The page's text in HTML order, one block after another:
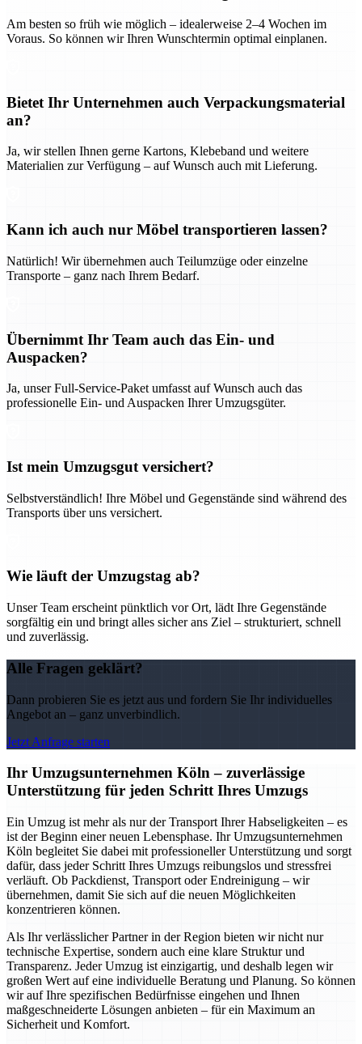
Am besten so früh wie möglich – idealerweise 2–4 Wochen im
Voraus. So können wir Ihren Wunschtermin optimal einplanen.
Bietet Ihr Unternehmen auch Verpackungsmaterial
an?
Ja, wir stellen Ihnen gerne Kartons, Klebeband und weitere
Materialien zur Verfügung – auf Wunsch auch mit Lieferung.
Kann ich auch nur Möbel transportieren lassen?
Natürlich! Wir übernehmen auch Teilumzüge oder einzelne
Transporte – ganz nach Ihrem Bedarf.
Übernimmt Ihr Team auch das Ein- und
Auspacken?
Ja, unser Full-Service-Paket umfasst auf Wunsch auch das
professionelle Ein- und Auspacken Ihrer Umzugsgüter.
Ist mein Umzugsgut versichert?
Selbstverständlich! Ihre Möbel und Gegenstände sind während des
Transports über uns versichert.
Wie läuft der Umzugstag ab?
Unser Team erscheint pünktlich vor Ort, lädt Ihre Gegenstände
sorgfältig ein und bringt alles sicher ans Ziel – strukturiert, schnell
und zuverlässig.
Alle Fragen geklärt?
Dann probieren Sie es jetzt aus und fordern Sie Ihr individuelles
Angebot an – ganz unverbindlich.
Jetzt Anfrage starten
Ihr Umzugsunternehmen Köln – zuverlässige
Unterstützung für jeden Schritt Ihres Umzugs
Ein Umzug ist mehr als nur der Transport Ihrer Habseligkeiten – es
ist der Beginn einer neuen Lebensphase. Ihr Umzugsunternehmen
Köln begleitet Sie dabei mit professioneller Unterstützung und sorgt
dafür, dass jeder Schritt Ihres Umzugs reibungslos und stressfrei
verläuft. Ob Packdienst, Transport oder Endreinigung – wir
übernehmen, damit Sie sich auf die neuen Möglichkeiten
konzentrieren können.
Als Ihr verlässlicher Partner in der Region bieten wir nicht nur
technische Expertise, sondern auch eine klare Struktur und
Transparenz. Jeder Umzug ist einzigartig, und deshalb legen wir
großen Wert auf eine individuelle Beratung und Planung. So können
wir auf Ihre spezifischen Bedürfnisse eingehen und Ihnen
maßgeschneiderte Lösungen anbieten – für ein Maximum an
Sicherheit und Komfort.